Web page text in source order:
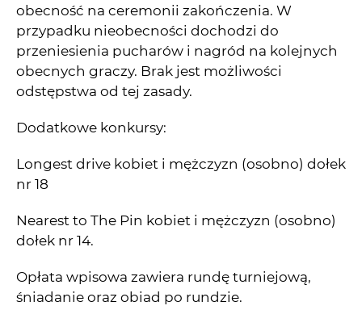
obecność na ceremonii zakończenia. W
przypadku nieobecności dochodzi do
przeniesienia pucharów i nagród na kolejnych
obecnych graczy. Brak jest możliwości
odstępstwa od tej zasady.
Dodatkowe konkursy:
Longest drive kobiet i mężczyzn (osobno) dołek
nr 18
Nearest to The Pin kobiet i mężczyzn (osobno)
dołek nr 14.
Opłata wpisowa zawiera rundę turniejową,
śniadanie oraz obiad po rundzie.